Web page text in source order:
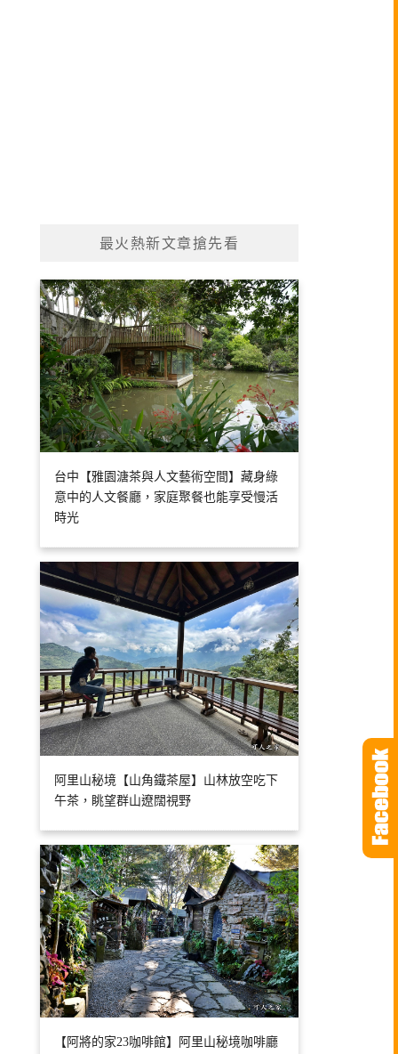
最火熱新文章搶先看
台中【雅園溏茶與人文藝術空間】藏身綠
意中的人文餐廳，家庭聚餐也能享受慢活
時光
阿里山秘境【山角鐵茶屋】山林放空吃下
午茶，眺望群山遼闊視野
【阿將的家23咖啡館】阿里山秘境咖啡廳